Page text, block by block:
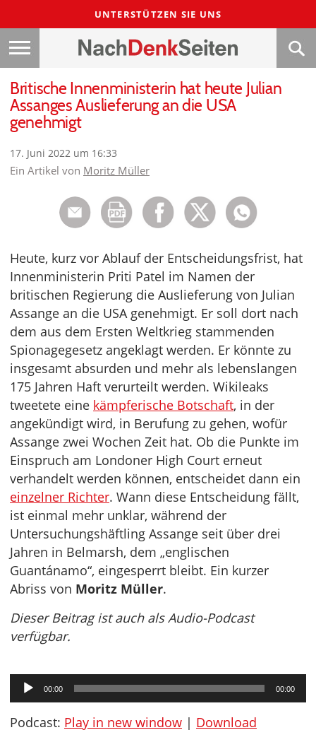
UNTERSTÜTZEN SIE UNS
Britische Innenministerin hat heute Julian
Assanges Auslieferung an die USA
genehmigt
17. Juni 2022 um 16:33
Ein Artikel von Moritz Müller
Heute, kurz vor Ablauf der Entscheidungsfrist, hat
Innenministerin Priti Patel im Namen der
britischen Regierung die Auslieferung von Julian
Assange an die USA genehmigt. Er soll dort nach
dem aus dem Ersten Weltkrieg stammenden
Spionagegesetz angeklagt werden. Er könnte zu
insgesamt absurden und mehr als lebenslangen
175 Jahren Haft verurteilt werden. Wikileaks
tweetete eine kämpferische Botschaft, in der
angekündigt wird, in Berufung zu gehen, wofür
Assange zwei Wochen Zeit hat. Ob die Punkte im
Einspruch am Londoner High Court erneut
verhandelt werden können, entscheidet dann ein
einzelner Richter. Wann diese Entscheidung fällt,
ist einmal mehr unklar, während der
Untersuchungshäftling Assange seit über drei
Jahren in Belmarsh, dem „englischen
Guantánamo“, eingesperrt bleibt. Ein kurzer
Abriss von Moritz Müller.
Dieser Beitrag ist auch als Audio-Podcast
verfügbar.
Audio-
Player
00:00 00:00
Podcast: Play in new window | Download